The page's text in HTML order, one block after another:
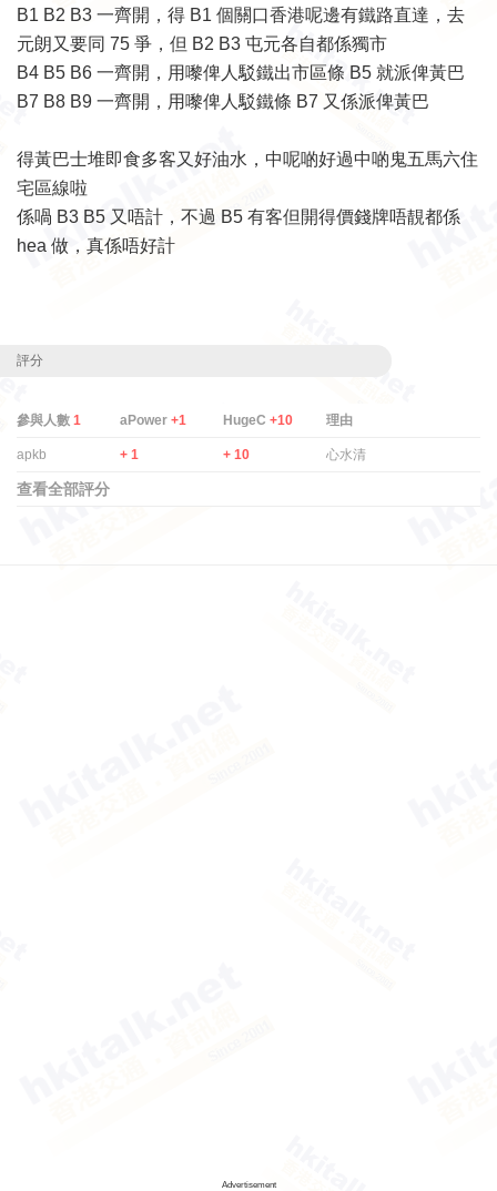
B1 B2 B3 一齊開，得 B1 個關口香港呢邊有鐵路直達，去
元朗又要同 75 爭，但 B2 B3 屯元各自都係獨市
B4 B5 B6 一齊開，用嚟俾人駁鐵出市區條 B5 就派俾黃巴
B7 B8 B9 一齊開，用嚟俾人駁鐵條 B7 又係派俾黃巴
得黃巴士堆即食多客又好油水，中呢啲好過中啲鬼五馬六住
宅區線啦
係喎 B3 B5 又唔計，不過 B5 有客但開得價錢牌唔靚都係
hea 做，真係唔好計
評分
參與人數 1 aPower +1 HugeC +10 理由
apkb + 1 + 10 心水清
查看全部評分
Advertisement